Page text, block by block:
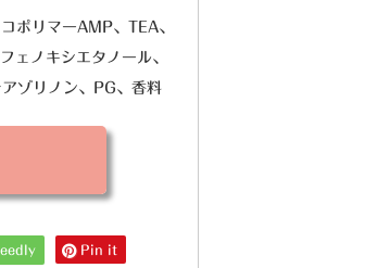
ポリマーAMP、TEA、
ェノキシエタノール、
ゾリノン、PG、香料
Pin it